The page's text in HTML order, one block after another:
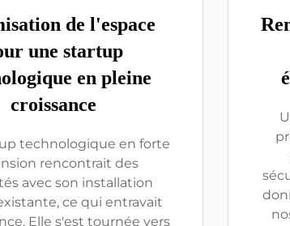
de l'espace
une startup
en pleine
croissance
technologique en forte
rencontrait des
avec son installation
ce qui entravait
Elle s'est tournée vers